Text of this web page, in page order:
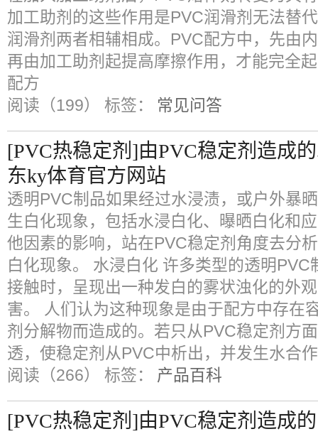
加工助剂的这些作用是PVC润滑剂无法替
润滑剂两者相辅相成。PVC配方中，先由
再由加工助剂起提高摩擦作用，才能完全
配方
阅读（199） 标签： 常见问答
[PVC热稳定剂]由PVC稳定剂造成
东ky体育官方网站
透明PVC制品如果经过水浸渍，或户外暴
生白化现象，包括水浸白化、曝晒白化和
他因素的影响，站在PVC稳定剂角度去分
白化现象。 水浸白化 许多类型的透明
接触时，呈现出一种发白的雾状浊化的外
害。 人们认为这种现象是由于配方中存在
剂分解物而造成的。若只从PVC稳定剂方
透，使稳定剂从PVC中析出，并发生水合
阅读（266） 标签： 产品百科
[PVC热稳定剂]由PVC稳定剂造成